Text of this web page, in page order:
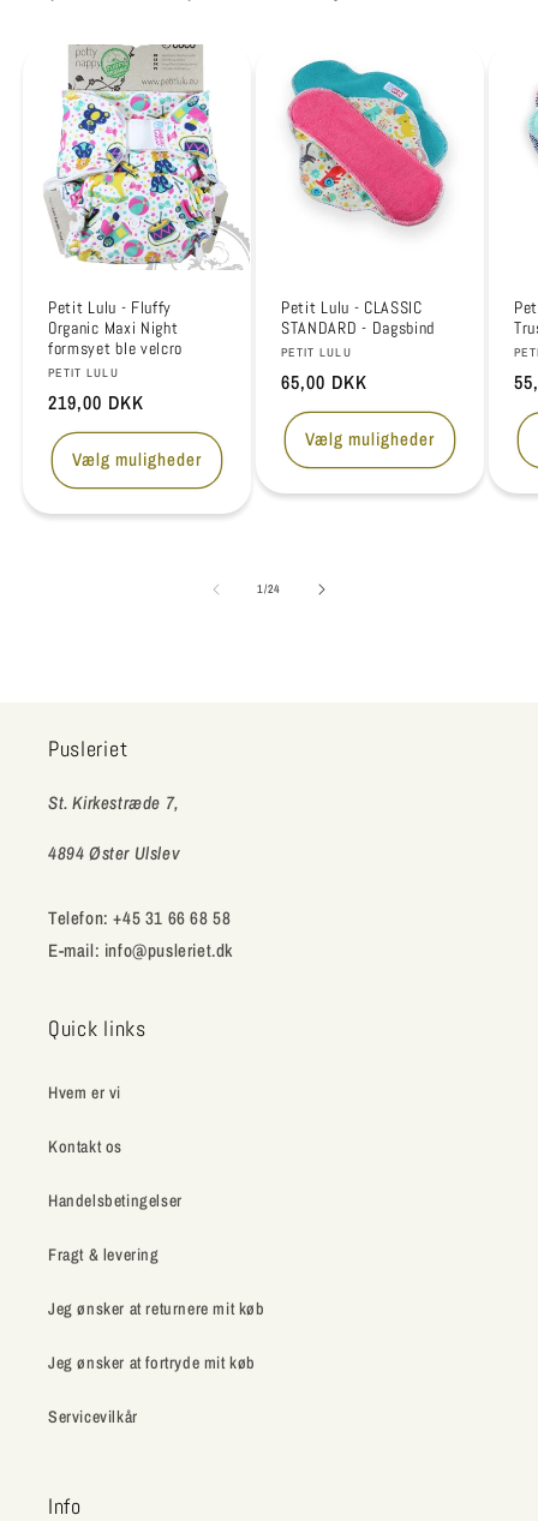
Petit Lulu - Fluffy
Organic Maxi Night
formsyet ble velcro
Forhandler:
PETIT LULU
Normalpris
219,00 DKK
Vælg muligheder
Petit Lulu - CLASSIC
STANDARD - Dagsbind
Forhandler:
PETIT LULU
Normalpris
65,00 DKK
Vælg muligheder
1/af
24
Pusleriet
St. Kirkestræde 7,
4894 Øster Ulslev
Telefon: +45 31 66 68 58
E-mail: info@pusleriet.dk
Quick links
Hvem er vi
Kontakt os
Handelsbetingelser
Fragt & levering
Jeg ønsker at returnere mit køb
Jeg ønsker at fortryde mit køb
Servicevilkår
Info